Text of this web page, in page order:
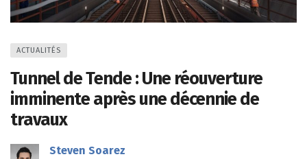
ACTUALITÉS
Tunnel de Tende : Une réouverture
imminente après une décennie de
travaux
Steven Soarez